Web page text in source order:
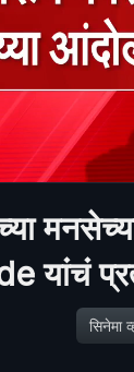
यांचं
सिनेमा